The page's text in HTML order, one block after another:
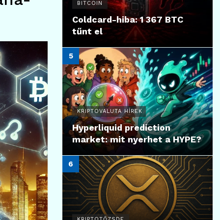
BITCOIN
Coldcard-hiba: 1 367 BTC
tűnt el
KRIPTOVALUTA HÍREK
Hyperliquid prediction
market: mit nyerhet a HYPE?